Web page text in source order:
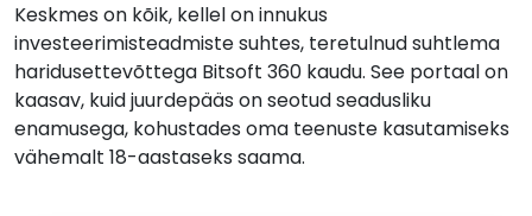
Keskmes on kõik, kellel on innukus
investeerimisteadmiste suhtes, teretulnud suhtlema
haridusettevõttega Bitsoft 360 kaudu. See portaal on
kaasav, kuid juurdepääs on seotud seadusliku
enamusega, kohustades oma teenuste kasutamiseks
vähemalt 18-aastaseks saama.